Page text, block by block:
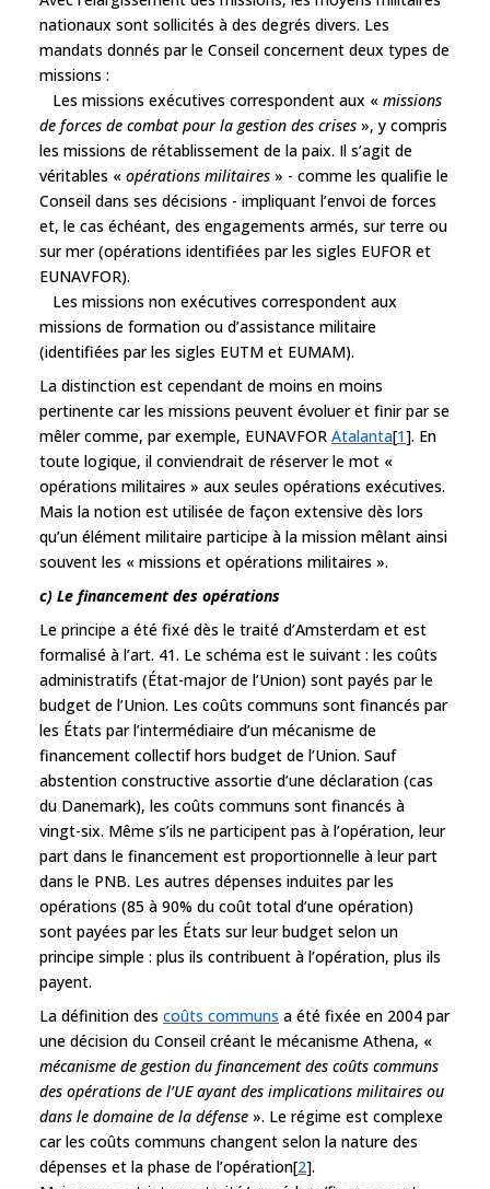
nationaux sont sollicités à des degrés divers. Les
mandats donnés par le Conseil concernent deux types de
missions :
Les missions exécutives correspondent aux « missions
de forces de combat pour la gestion des crises », y compris
les missions de rétablissement de la paix. Il s’agit de
véritables « opérations militaires » - comme les qualifie le
Conseil dans ses décisions - impliquant l’envoi de forces
et, le cas échéant, des engagements armés, sur terre ou
sur mer (opérations identifiées par les sigles EUFOR et
EUNAVFOR).
Les missions non exécutives correspondent aux
missions de formation ou d’assistance militaire
(identifiées par les sigles EUTM et EUMAM).
La distinction est cependant de moins en moins
pertinente car les missions peuvent évoluer et finir par se
mêler comme, par exemple, EUNAVFOR Atalanta[1]. En
toute logique, il conviendrait de réserver le mot «
opérations militaires » aux seules opérations exécutives.
Mais la notion est utilisée de façon extensive dès lors
qu’un élément militaire participe à la mission mêlant ainsi
souvent les « missions et opérations militaires ».
c) Le financement des opérations
Le principe a été fixé dès le traité d’Amsterdam et est
formalisé à l’art. 41. Le schéma est le suivant : les coûts
administratifs (État-major de l’Union) sont payés par le
budget de l’Union. Les coûts communs sont financés par
les États par l’intermédiaire d’un mécanisme de
financement collectif hors budget de l’Union. Sauf
abstention constructive assortie d’une déclaration (cas
du Danemark), les coûts communs sont financés à
vingt-six. Même s’ils ne participent pas à l’opération, leur
part dans le financement est proportionnelle à leur part
dans le PNB. Les autres dépenses induites par les
opérations (85 à 90% du coût total d’une opération)
sont payées par les États sur leur budget selon un
principe simple : plus ils contribuent à l’opération, plus ils
payent.
La définition des coûts communs a été fixée en 2004 par
une décision du Conseil créant le mécanisme Athena, «
mécanisme de gestion du financement des coûts communs
des opérations de l’UE ayant des implications militaires ou
dans le domaine de la défense ». Le régime est complexe
car les coûts communs changent selon la nature des
dépenses et la phase de l’opération[2].